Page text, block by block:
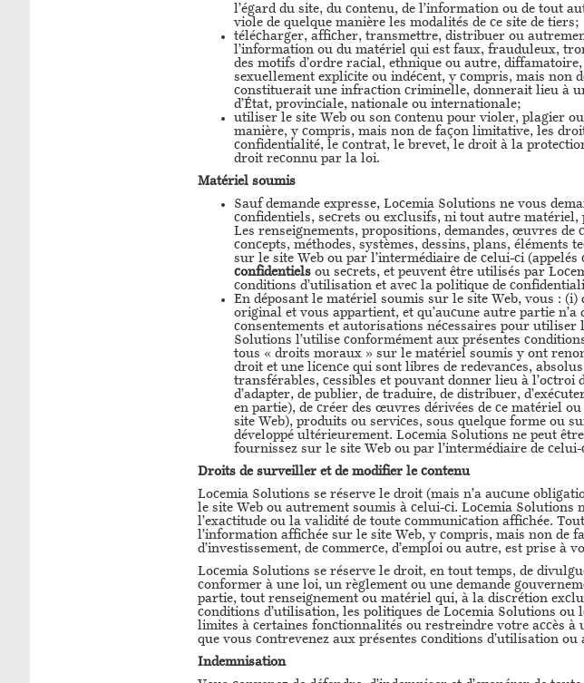
l’égard du site, du contenu, de l’information ou de tout
viole de quelque manière les modalités de ce site de tiers;
télécharger, afficher, transmettre, distribuer ou
l’information ou du matériel qui est faux, frauduleux,
des motifs d’ordre racial, ethnique ou autre,
sexuellement explicite ou indécent, y compris, mais
constituerait une infraction criminelle, donnerait lieu à
d’État, provinciale, nationale ou internationale;
utiliser le site Web ou son contenu pour violer, plagier
manière, y compris, mais non de façon limitative, les
confidentialité, le contrat, le brevet, le droit à la
droit reconnu par la loi.
Matériel soumis
Sauf demande expresse, Locemia Solutions ne vous
confidentiels, secrets ou exclusifs, ni tout autre
Les renseignements, propositions, demandes, œuvres
concepts, méthodes, systèmes, dessins, plans,
sur le site Web ou par l’intermédiaire de celui-ci
confidentiels ou secrets, et peuvent être utilisés par
conditions d’utilisation et avec la politique de
En déposant le matériel soumis sur le site Web, vous :
original et vous appartient, et qu’aucune autre partie
consentements et autorisations nécessaires pour utiliser
Solutions l’utilise conformément aux présentes
tous « droits moraux » sur le matériel soumis y ont
droit et une licence qui sont libres de redevances,
transférables, cessibles et pouvant donner lieu à l’octroi
d’adapter, de publier, de traduire, de distribuer,
en partie), de créer des œuvres dérivées de ce matériel
site Web), produits ou services, sous quelque forme ou
développé ultérieurement. Locemia Solutions ne peut
fournissez sur le site Web ou par l’intermédiaire de
Droits de surveiller et de modifier le contenu
Locemia Solutions se réserve le droit (mais n’a aucune
le site Web ou autrement soumis à celui-ci. Locemia Solutions
l’exactitude ou la validité de toute communication affichée.
l’information affichée sur le site Web, y compris, mais non de
d’investissement, de commerce, d’emploi ou autre, est prise à
Locemia Solutions se réserve le droit, en tout temps, de
conformer à une loi, un règlement ou une demande
partie, tout renseignement ou matériel qui, à la discrétion
conditions d’utilisation, les politiques de Locemia Solutions
limites à certaines fonctionnalités ou restreindre votre accès
que vous contrevenez aux présentes conditions d’utilisation
Indemnisation